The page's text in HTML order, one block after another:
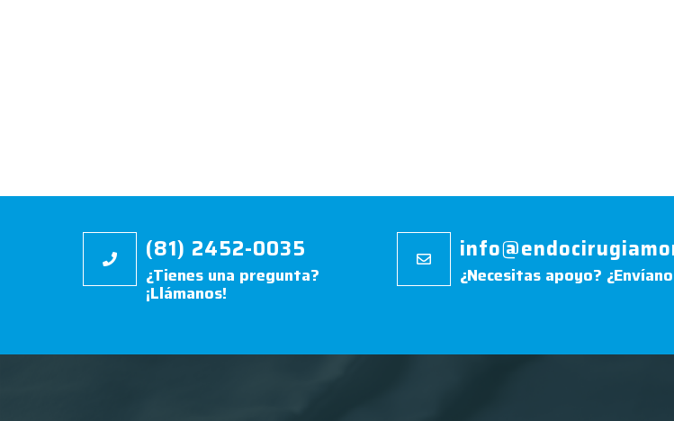
(81) 2452-0035
¿Tienes una pregunta?
¡Llámanos!
¿Necesitas apoyo?